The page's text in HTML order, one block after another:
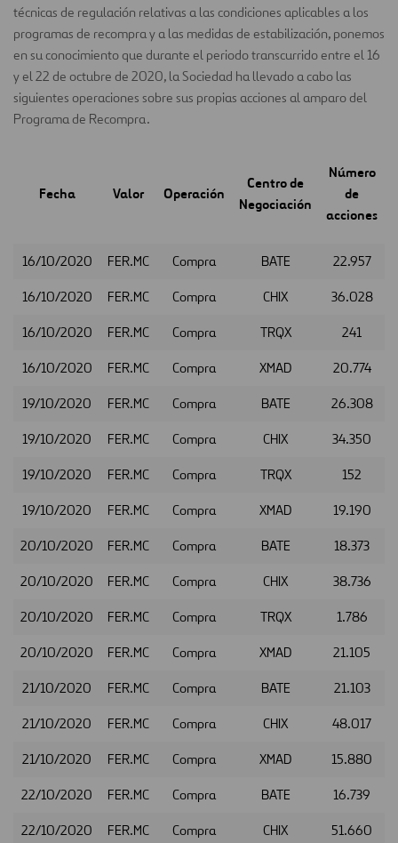
técnicas de regulación relativas a las condiciones aplicables a los
programas de recompra y a las medidas de estabilización, ponemos
en su conocimiento que durante el periodo transcurrido entre el 16
y el 22 de octubre de 2020, la Sociedad ha llevado a cabo las
siguientes operaciones sobre sus propias acciones al amparo del
Programa de Recompra.
Fecha Valor Operación
Centro de
Negociación
Número
de
acciones
16/10/2020 FER.MC Compra BATE 22.957
16/10/2020 FER.MC Compra CHIX 36.028
16/10/2020 FER.MC Compra TRQX 241
16/10/2020 FER.MC Compra XMAD 20.774
19/10/2020 FER.MC Compra BATE 26.308
19/10/2020 FER.MC Compra CHIX 34.350
19/10/2020 FER.MC Compra TRQX 152
19/10/2020 FER.MC Compra XMAD 19.190
20/10/2020 FER.MC Compra BATE 18.373
20/10/2020 FER.MC Compra CHIX 38.736
20/10/2020 FER.MC Compra TRQX 1.786
20/10/2020 FER.MC Compra XMAD 21.105
21/10/2020 FER.MC Compra BATE 21.103
21/10/2020 FER.MC Compra CHIX 48.017
21/10/2020 FER.MC Compra XMAD 15.880
22/10/2020 FER.MC Compra BATE 16.739
22/10/2020 FER.MC Compra CHIX 51.660